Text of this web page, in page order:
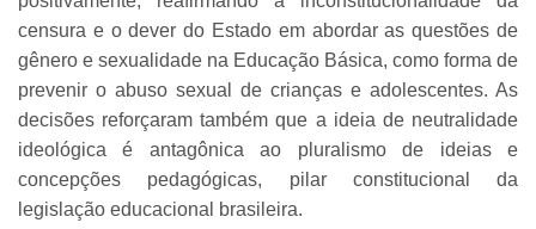
censura e o dever do Estado em abordar as questões de
gênero e sexualidade na Educação Básica, como forma de
prevenir o abuso sexual de crianças e adolescentes. As
decisões reforçaram também que a ideia de neutralidade
ideológica é antagônica ao pluralismo de ideias e
concepções pedagógicas, pilar constitucional da
legislação educacional brasileira.